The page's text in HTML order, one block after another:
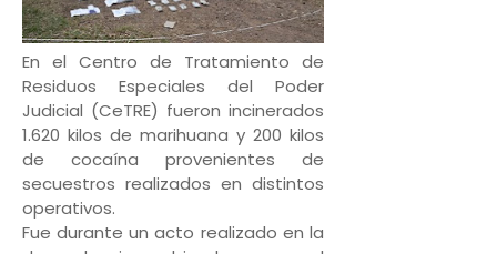
En el Centro de Tratamiento de
Residuos Especiales del Poder
Judicial (CeTRE) fueron incinerados
1.620 kilos de marihuana y 200 kilos
de cocaína provenientes de
secuestros realizados en distintos
operativos.
Fue durante un acto realizado en la